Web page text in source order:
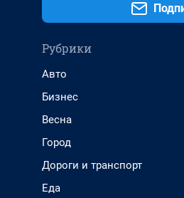
Рубрики
Авто
Бизнес
Весна
Город
Дороги и транспорт
Еда